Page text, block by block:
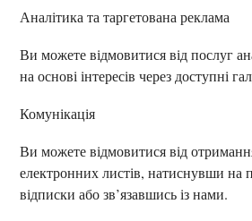
Аналітика та таргетована реклама
Ви можете відмовитися від послуг
на основі інтересів через доступні
Комунікація
Ви можете відмовитися від
електронних листів, натиснувши на
відписки або зв’язавшись із нами.